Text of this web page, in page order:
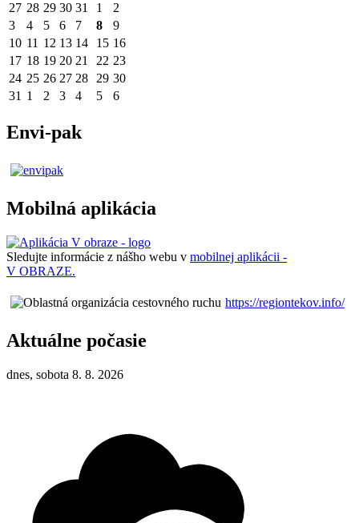
27 28 29 30 31 1
2
3
4 5 6 7 8
9
10 11 12 13 14 15 16
17 18 19 20 21 22 23
24 25 26 27 28 29 30
31 1 2 3 4 5 6
Envi-pak
Mobilná aplikácia
Sledujte informácie z nášho webu v mobilnej aplikácii -
V OBRAZE.
https://regiontekov.info/
Aktuálne počasie
dnes, sobota 8. 8. 2026